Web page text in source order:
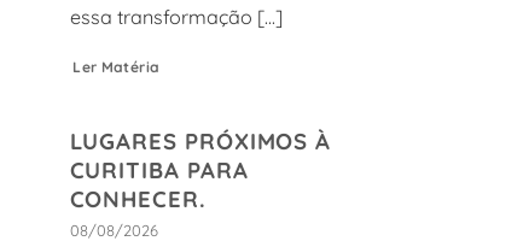
essa transformação [...]
Ler Matéria
LUGARES PRÓXIMOS À
CURITIBA PARA
CONHECER.
08/08/2026